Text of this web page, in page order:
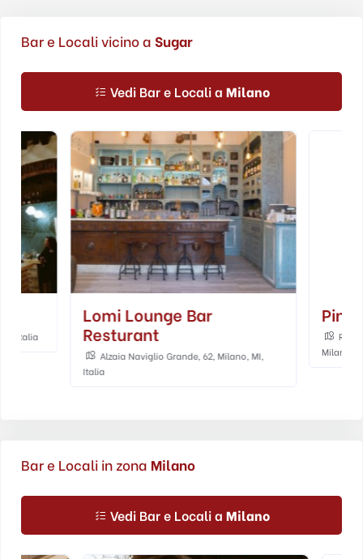
Bar e Locali vicino a Sugar
Vedi Bar e Locali a Milano
Lomi Lounge Bar
Resturant
Alzaia Naviglio Grande, 62, Milano, MI,
Ripa di Porta
Milano MI, Italia
Bar e Locali in zona Milano
Vedi Bar e Locali a Milano